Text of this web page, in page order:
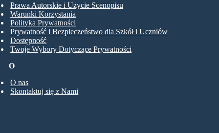
O
O nas
Skontaktuj się z Nami
Prawa Autorskie i Użycie Scenopisu
Warunki Korzystania
Polityka Prywatności
Prywatność i Bezpieczeństwo dla Szkół i Uczniów
Dostępność
Twoje Wybory Dotyczące Prywatności